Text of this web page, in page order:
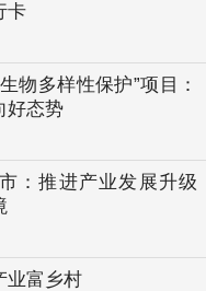
卡
物多样性保护”项目：
好态势
：推进产业发展升级
业富乡村